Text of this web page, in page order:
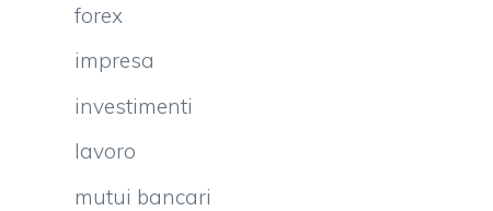
forex
impresa
investimenti
lavoro
mutui bancari